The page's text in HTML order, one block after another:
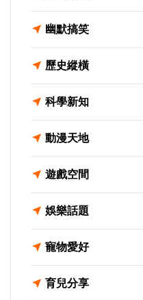
幽默搞笑
歷史縱橫
科學新知
動漫天地
遊戲空間
娛樂話題
寵物愛好
育兒分享